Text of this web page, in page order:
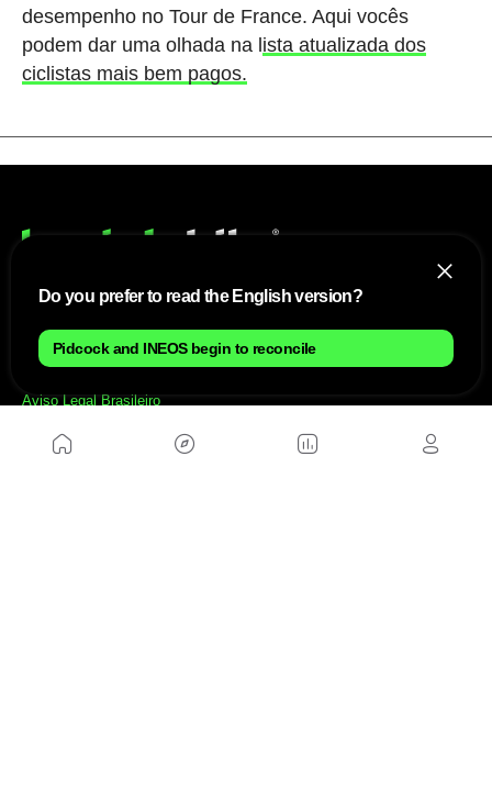
desempenho no Tour de France. Aqui vocês
podem dar uma olhada na lista atualizada dos
ciclistas mais bem pagos.
NÓS
Aviso Legal Brasileiro
Anúnciate con nosotros brasileiro
Política de privacidad brasileiro
Do you prefer to read the English version?
Pidcock and INEOS begin to reconcile